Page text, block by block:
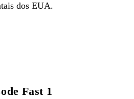
dos EUA.
Fast 1